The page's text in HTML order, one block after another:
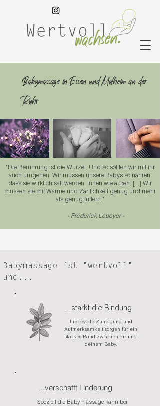
Babymassage in Essen und Mülheim an der
Ruhr
"Die Berührung ist die Wurzel. Und so sollten wir mit ihr
auch umgehen. Wir müssen unsere Babys so nähren,
dass sie wirklich satt werden, innen wie außen. [...] Wir
müssen sie mit Wärme und Zärtlichkeit genug und mehr
als genug füttern."
- Frédérick Leboyer -
Babymassage ist "wertvoll"
und...
...stärkt die Bindung
Liebevolle Zuneigung und
Aufmerksamkeit sorgen für ein
starkes Band zwischen dir und
deinem Baby.
...verschafft Linderung
Speziell die Babymassage kann bei